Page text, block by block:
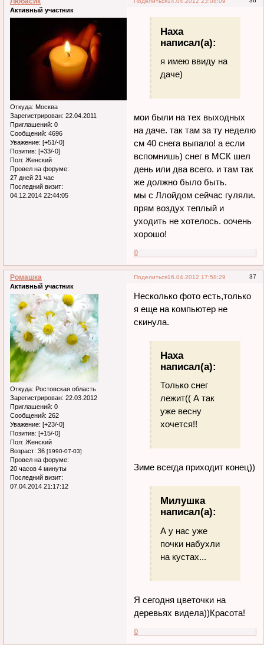
Активный участник
Откуда: Москва
Зарегистрирован: 22.04.2011
Приглашений: 0
Сообщений: 4696
Уважение: [+51/-0]
Позитив: [+33/-0]
Пол: Женский
Провел на форуме:
27 дней 21 час
Последний визит:
04.12.2014 22:44:05
Наха
написал(а):
я имею ввиду на
даче)
мои были на тех выходных
на даче. так там за ту неделю
см 40 снега выпало! а если
вспомнишь) снег в МСК шел
день или два всего. и там так
же должно было быть.
мы с Ллойдом сейчас гуляли.
прям воздух теплый и
уходить не хотелось. оочень
хорошо!
0
Поделиться 37
16.04.2012 17:58:29
Ромашка
Активный участник
Откуда: Ростовская область
Зарегистрирован: 22.03.2012
Приглашений: 0
Сообщений: 262
Уважение: [+23/-0]
Позитив: [+15/-0]
Пол: Женский
Возраст: 36 [1990-07-03]
Провел на форуме:
20 часов 4 минуты
Последний визит:
07.04.2014 21:17:12
Несколько фото есть,только
я еще на компьютер не
скинула.
Наха
написал(а):
Только снег
лежит(( А так
уже весну
хочется!!
Зиме всегда приходит конец))
Милушка
написал(а):
А у нас уже
почки набухли
на кустах...
Я сегодня цветочки на
деревьях видела))Красота!
0